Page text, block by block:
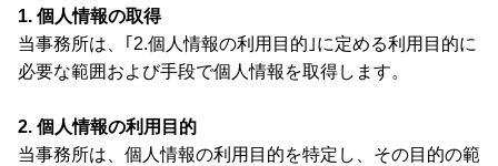
1. 個人情報の取得
当事務所は、｢2.個人情報の利用目的｣に定める利用目的に
必要な範囲および手段で個人情報を取得します。
2. 個人情報の利用目的
当事務所は、個人情報の利用目的を特定し、その目的の範